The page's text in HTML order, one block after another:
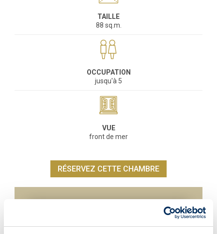
TAILLE
88 sq.m.
OCCUPATION
jusqu'à 5
VUE
front de mer
RÉSERVEZ CETTE CHAMBRE
ÉQUIPEMENTS